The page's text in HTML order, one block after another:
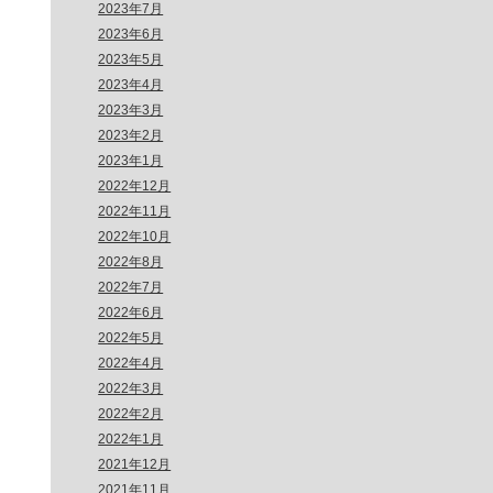
2023年7月
2023年6月
2023年5月
2023年4月
2023年3月
2023年2月
2023年1月
2022年12月
2022年11月
2022年10月
2022年8月
2022年7月
2022年6月
2022年5月
2022年4月
2022年3月
2022年2月
2022年1月
2021年12月
2021年11月